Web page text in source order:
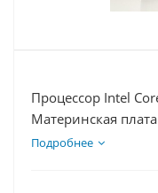
Процессор Intel
Материнская
Видеокарта RTX
Подробнее